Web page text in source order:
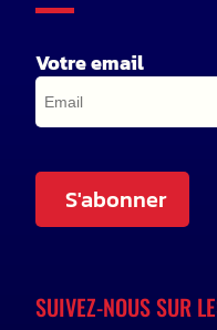
Votre email
S'abonner
SUIVEZ-NOUS SUR